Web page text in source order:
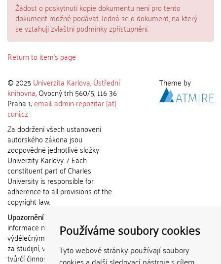
Používáme soubory cookies
Tyto webové stránky používají soubory
Žádost o poskytnutí kopie dokumentu není pro tento
dokument možné podávat. Jedná se o dokument, na který
se vztahují zvláštní podmínky zpřístupnění.
Return to item's page
© 2025 Univerzita Karlova,Ústřední
knihovna, Ovocný trh 560/5, 116 36
Praha 1;email: admin-repozitar [at]
cuni.cz
Za dodržení všech ustanovení
autorského zákona jsou
zodpovědné jednotlivé složky
Univerzity Karlovy. / Each
constituent part of Charles
University is responsible for
adherence to all provisions of the
copyright law.
Upozornění / Notice:
informace nemohou být použity k
výdělečným účelům nebo vydávány
za studijní, vědeckou nebo jinou
tvůrčí činnost jiné osoby než autora.
Theme by